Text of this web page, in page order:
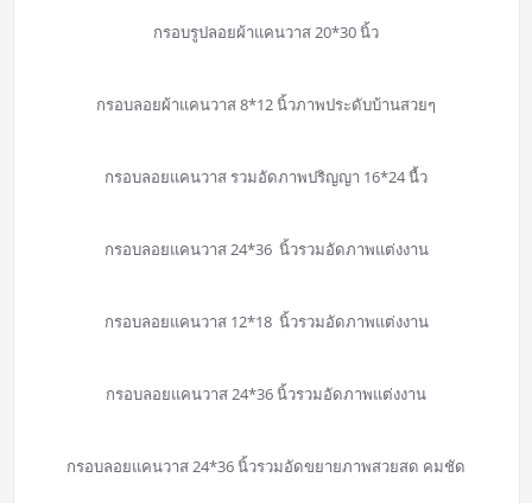
กรอบรูปลอยผ้าแคนวาส 20*30 นิ้ว
กรอบลอยผ้าแคนวาส 8*12 นิ้วภาพประดับบ้านสวยๆ
กรอบลอยแคนวาส รวมอัดภาพปริญญา 16*24 นื้ว
กรอบลอยแคนวาส 24*36 นิ้วรวมอัดภาพแต่งงาน
กรอบลอยแคนวาส 12*18 นิ้วรวมอัดภาพแต่งงาน
กรอบลอยแคนวาส 24*36 นิ้วรวมอัดภาพแต่งงาน
กรอบลอยแคนวาส 24*36 นิ้วรวมอัดขยายภาพสวยสด คมชัด